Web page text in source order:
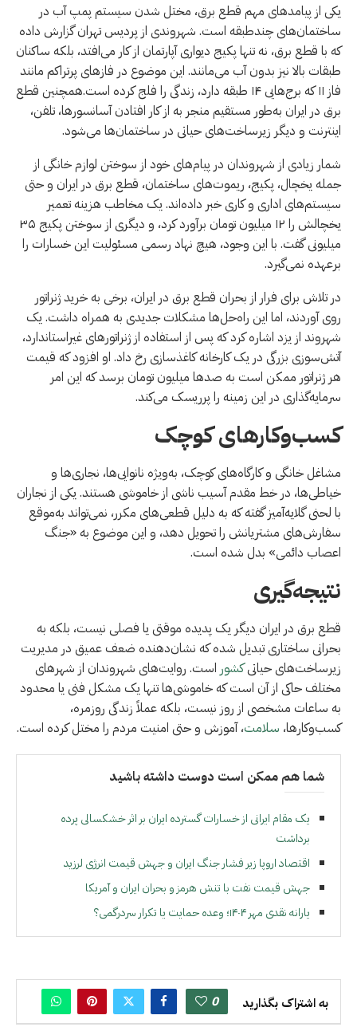
یکی از پیامدهای مهم قطع برق، مختل شدن سیستم پمپ آب در
ساختمان‌های چندطبقه است. شهروندی از پردیس تهران گزارش داده
که با قطع برق، نه تنها پکیج دیواری آپارتمان از کار می‌افتد، بلکه ساکنان
طبقات بالا نیز بدون آب می‌مانند. این موضوع در فازهای پرتراکم مانند
فاز ۱۱ که برج‌هایی ۱۴ طبقه دارد، زندگی را فلج کرده است.همچنین قطع
برق در ایران به‌طور مستقیم منجر به از کار افتادن آسانسورها، تلفن،
اینترنت و دیگر زیرساخت‌های حیاتی در ساختمان‌ها می‌شود.
شمار زیادی از شهروندان در پیام‌های خود از سوختن لوازم خانگی از
جمله یخچال، پکیج، ریموت‌های ساختمان، قطع برق در ایران و حتی
سیستم‌های اداری و کاری خبر داده‌اند. یک مخاطب هزینه تعمیر
یخچالش را ۱۲ میلیون تومان برآورد کرد، و دیگری از سوختن پکیج ۳۵
میلیونی گفت. با این وجود، هیچ نهاد رسمی مسئولیت این خسارات را
برعهده نمی‌گیرد.
در تلاش برای فرار از بحران قطع برق در ایران، برخی به خرید ژنراتور
روی آوردند، اما این راه‌حل‌ها مشکلات جدیدی به همراه داشت. یک
شهروند از یزد اشاره کرد که پس از استفاده از ژنراتورهای غیراستاندارد،
آتش‌سوزی بزرگی در یک کارخانه کاغذسازی رخ داد. او افزود که قیمت
هر ژنراتور ممکن است به صدها میلیون تومان برسد که این امر
سرمایه‌گذاری در این زمینه را پرریسک می‌کند.
کسب‌وکارهای کوچک
مشاغل خانگی و کارگاه‌های کوچک، به‌ویژه نانوایی‌ها، نجاری‌ها و
خیاطی‌ها، در خط مقدم آسیب ناشی از خاموشی هستند. یکی از نجاران
با لحنی گلایه‌آمیز گفته که به دلیل قطعی‌های مکرر، نمی‌تواند به‌موقع
سفارش‌های مشتریانش را تحویل دهد، و این موضوع به «جنگ
اعصاب دائمی» بدل شده است.
نتیجه‌گیری
قطع برق در ایران دیگر یک پدیده موقتی یا فصلی نیست، بلکه به
بحرانی ساختاری تبدیل شده که نشان‌دهنده ضعف عمیق در مدیریت
زیرساخت‌های حیاتیکشور است. روایت‌های شهروندان از شهرهای
مختلف حاکی از آن است که خاموشی‌ها تنها یک مشکل فنی یا محدود
به ساعات مشخصی از روز نیست، بلکه عملاً زندگی روزمره،
کسب‌وکارها، سلامت، آموزش و حتی امنیت مردم را مختل کرده است.
شما هم ممکن است دوست داشته باشید
یک مقام ایرانی از خسارات گسترده ایران بر اثر خشکسالی پرده
برداشت
اقتصاد اروپا زیر فشار جنگ ایران و جهش قیمت انرژی لرزید
جهش قیمت نفت با تنش هرمز و بحران ایران و آمریکا
یارانه نقدی مهر ۱۴۰۴؛ وعده حمایت یا تکرار سردرگمی؟
به اشتراک بگذارید 0